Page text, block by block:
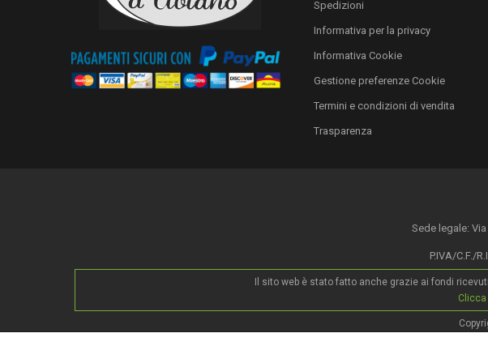
pagina
del
prodotto
Spedizioni
Informativa per la privacy
Informativa Cookie
Gestione preferenze Cookie
Termini e condizioni di vendita
Trasparenza
Sede legale:
P.IVA/C.F./
Il sito web è stato fatto anche grazie ai fondi ricevuti
Clicca